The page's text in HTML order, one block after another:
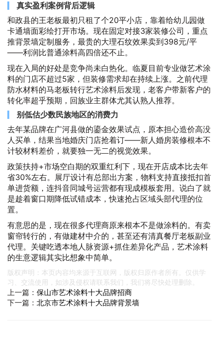
真实盈利案例背后逻辑
和政县的王老板最初只租了个20平小店，靠着给幼儿园做
卡通墙面彩绘打开市场。现在固定对接3家装修公司，重点
推背景墙定制服务，最贵的大理石纹效果卖到398元/平
——利润比普通涂料高四倍还不止。
现在入局的好处是竞争尚未白热化。临夏目前专业做艺术涂
料的门店不超过5家，但装修需求却在持续上涨。之前代理
防水材料的马老板转行艺术涂料后发现，老客户带新客户的
转化率超乎预期，回族业主群体尤其认熟人推荐。
别低估少数民族地区的消费力
去年某品牌在广河县做的鎏金效果试点，原本担心造价高没
人买单，结果当地婚庆门店抢着订——新人婚房装修根本不
计较材料差价，就要独一无二的视觉效果。
政策扶持+市场空白期的双重红利下，现在开店成本比去年
省30%左右。展厅设计有总部出方案，物料支持直接抵扣首
单进货额，连抖音同城号运营都有现成模板套用。说白了就
是趁着窗口期降低试错成本，快速抢占区域头部代理的位
置。
有意思的是，现在很多代理商原来根本不是做涂料的。有卖
窗帘转行的，有做建材中介的，甚至还有清真餐厅老板副业
代理。关键吃透本地人脉资源+抓住差异化产品，艺术涂料
的生意逻辑其实比想象中简单。
版权声明：本页内容均来源于互联网，版权归原作者所有。仅供学
习、交流使用，如涉及侵权请联系我们，我们将尽快处理删除。
上一篇： 保山市艺术涂料十大品牌招商
下一篇： 北京市艺术涂料十大品牌背景墙